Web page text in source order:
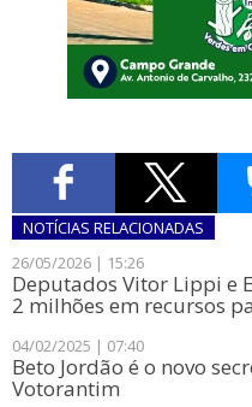
NOTÍCIAS RELACIONADAS
26/05/2026 | 15:26
​Deputados Vitor Lippi e
2 milhões em recursos
04/02/2025 | 07:40
Beto Jordão é o novo
Votorantim